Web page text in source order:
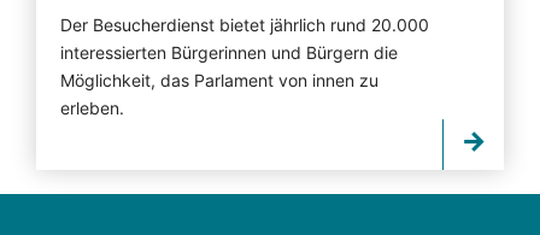
Der Besucherdienst bietet jährlich rund 20.000
interessierten Bürgerinnen und Bürgern die
Möglichkeit, das Parlament von innen zu
erleben.